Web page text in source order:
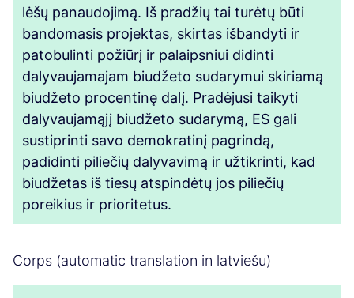
lėšų panaudojimą. Iš pradžių tai turėtų būti
bandomasis projektas, skirtas išbandyti ir
patobulinti požiūrį ir palaipsniui didinti
dalyvaujamajam biudžeto sudarymui skiriamą
biudžeto procentinę dalį. Pradėjusi taikyti
dalyvaujamąjį biudžeto sudarymą, ES gali
sustiprinti savo demokratinį pagrindą,
padidinti piliečių dalyvavimą ir užtikrinti, kad
biudžetas iš tiesų atspindėtų jos piliečių
poreikius ir prioritetus.
Corps (automatic translation in latviešu)